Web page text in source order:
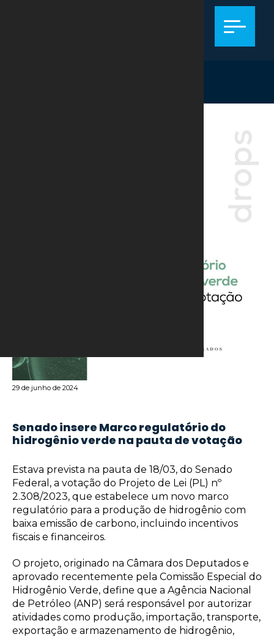
29 de junho de 2024
Senado insere Marco regulatório do
hidrogênio verde na pauta de votação
Estava prevista na pauta de 18/03, do Senado
Federal, a votação do Projeto de Lei (PL) nº
2.308/2023, que estabelece um novo marco
regulatório para a produção de hidrogênio com
baixa emissão de carbono, incluindo incentivos
fiscais e financeiros.
O projeto, originado na Câmara dos Deputados e
aprovado recentemente pela Comissão Especial do
Hidrogênio Verde, define que a Agência Nacional
de Petróleo (ANP) será responsável por autorizar
atividades como produção, importação, transporte,
exportação e armazenamento de hidrogênio,